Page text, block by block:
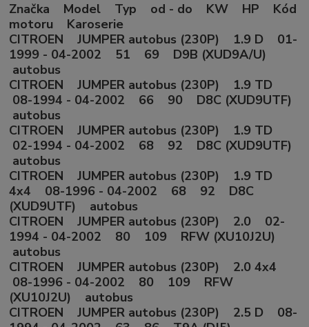
Značka Model Typ od - do KW HP Kód
motoru Karoserie
CITROEN JUMPER autobus (230P) 1.9 D 01-
1999 - 04-2002 51 69 D9B (XUD9A/U)
autobus
CITROEN JUMPER autobus (230P) 1.9 TD
08-1994 - 04-2002 66 90 D8C (XUD9UTF)
autobus
CITROEN JUMPER autobus (230P) 1.9 TD
02-1994 - 04-2002 68 92 D8C (XUD9UTF)
autobus
CITROEN JUMPER autobus (230P) 1.9 TD
4x4 08-1996 - 04-2002 68 92 D8C
(XUD9UTF) autobus
CITROEN JUMPER autobus (230P) 2.0 02-
1994 - 04-2002 80 109 RFW (XU10J2U)
autobus
CITROEN JUMPER autobus (230P) 2.0 4x4
08-1996 - 04-2002 80 109 RFW
(XU10J2U) autobus
CITROEN JUMPER autobus (230P) 2.5 D 08-